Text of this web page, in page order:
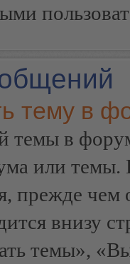
тему в
темы в
или
прежде
внизу
темы»,